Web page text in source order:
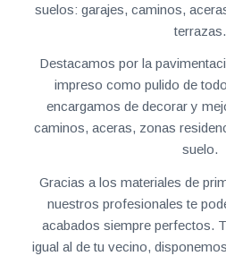
suelos: garajes, caminos,
terrazas.
Destacamos por la
impreso como pulido de
encargamos de decorar y
caminos, aceras, zonas
suelo.
Gracias a los materiales de
nuestros profesionales te
acabados siempre perfectos.
igual al de tu vecino,